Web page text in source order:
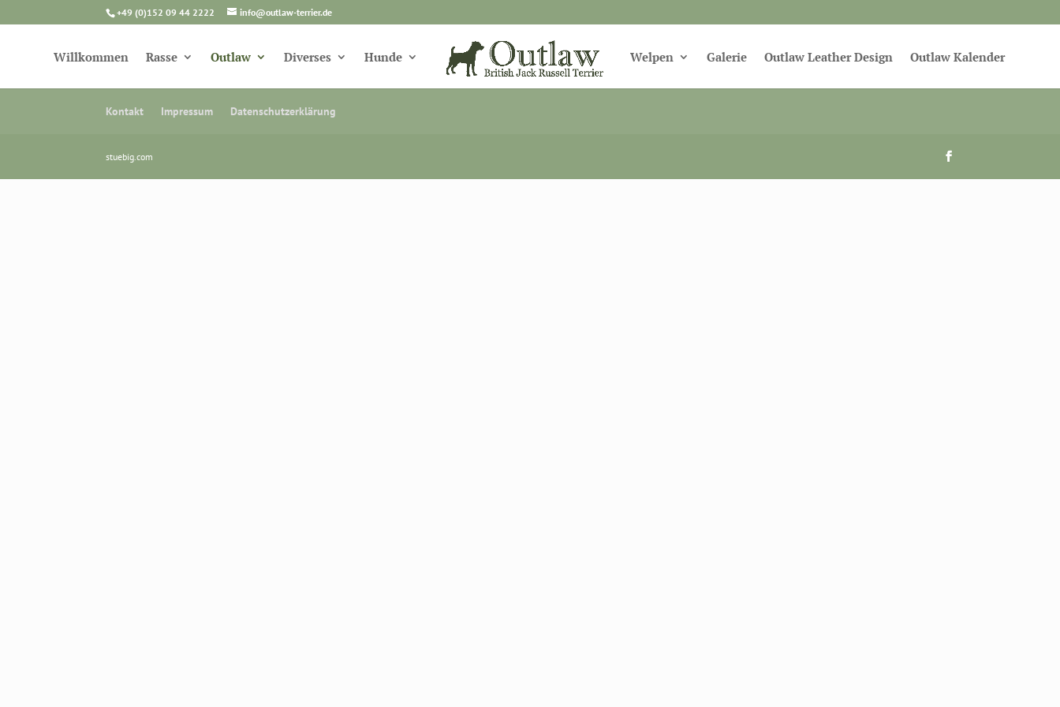
+49 (0)152 09 44 2222 info@outlaw-terrier.de
Willkommen Rasse Outlaw Diverses Hunde Welpen Galerie Outlaw Leather Design Outlaw Kalender
Kontakt Impressum Datenschutzerklärung
stuebig.com